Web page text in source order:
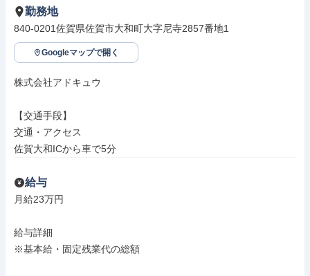
勤務地
840-0201佐賀県佐賀市大和町大字尼寺2857番地1
Googleマップで開く
株式会社アドキュウ
【交通手段】
交通・アクセス
佐賀大和ICから車で5分
給与
月給23万円
給与詳細
※基本給・固定残業代の総額